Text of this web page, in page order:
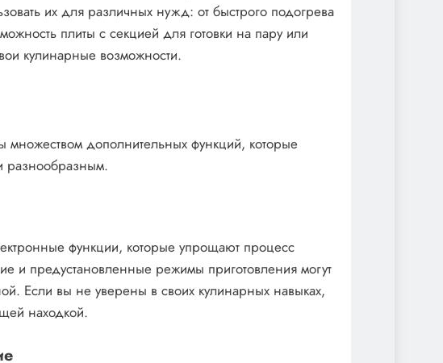
их для различных нужд: от быстрого подогрева
плиты с секцией для готовки на пару или
кулинарные возможности.
дополнительных функций, которые
разнообразным.
функции, которые упрощают процесс
и предустановленные режимы приготовления могут
Если вы не уверены в своих кулинарных навыках,
находкой.